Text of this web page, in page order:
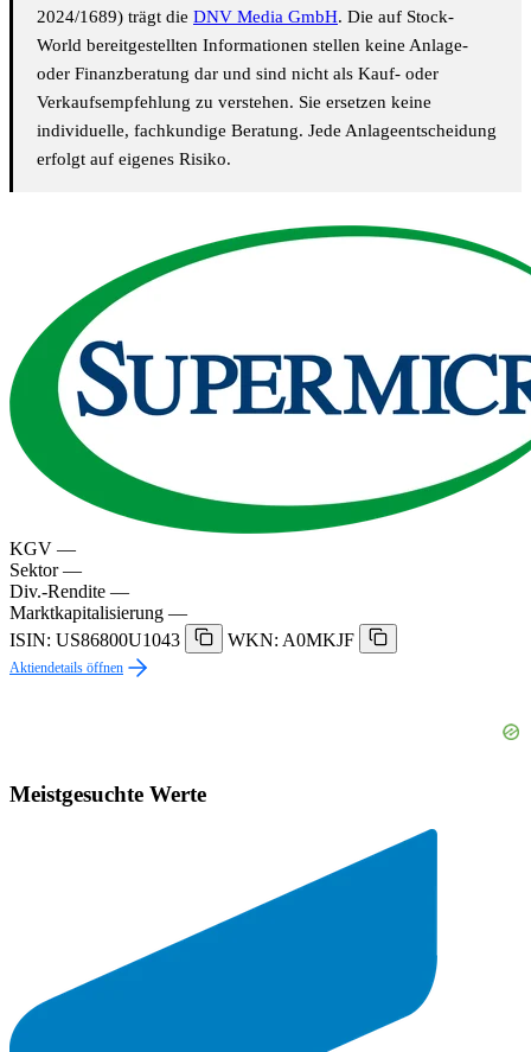
2024/1689) trägt die DNV Media GmbH. Die auf Stock-
World bereitgestellten Informationen stellen keine Anlage-
oder Finanzberatung dar und sind nicht als Kauf- oder
Verkaufsempfehlung zu verstehen. Sie ersetzen keine
individuelle, fachkundige Beratung. Jede Anlageentscheidung
erfolgt auf eigenes Risiko.
KGV —
Sektor —
Div.-Rendite —
Marktkapitalisierung —
ISIN: US86800U1043
WKN: A0MKJF
Aktiendetails öffnen
Meistgesuchte Werte